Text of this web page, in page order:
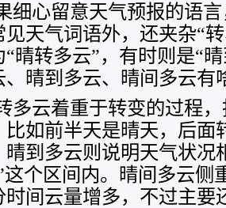
细心留意天气预报的语
见天气词语外，还夹杂“
“晴转多云”，有时则是“
、晴到多云、晴间多云有
多云着重于转变的过程
比如前半天是晴天，后面
晴到多云则说明天气状况
这个区间内。晴间多云侧
时间云量增多，不过主要